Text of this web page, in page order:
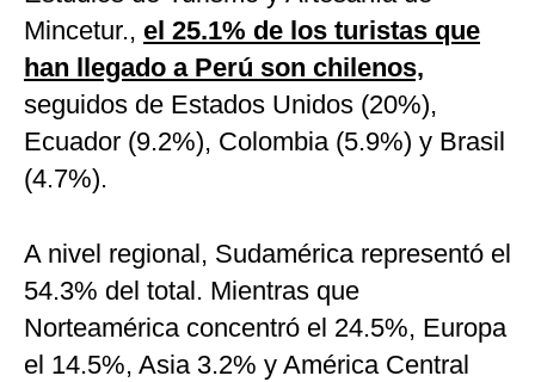
Mincetur., el 25.1% de los turistas que
han llegado a Perú son chilenos,
seguidos de Estados Unidos (20%),
Ecuador (9.2%), Colombia (5.9%) y Brasil
(4.7%).
A nivel regional, Sudamérica representó el
54.3% del total. Mientras que
Norteamérica concentró el 24.5%, Europa
el 14.5%, Asia 3.2% y América Central